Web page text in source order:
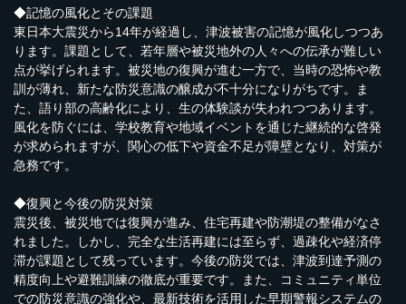
◆記憶の風化とその課題
東日本大震災から14年が経過し、津波被害の記憶が風化しつつあ
ります。課題として、若年層や被災地外の人々への伝承が難しい
点が挙げられます。被災地の復興が進む一方で、当時の恐怖や教
訓が薄れ、新たな防災意識の醸成が不十分になりがちです。ま
た、語り部の高齢化により、生の体験談が失われつつあります。
風化を防ぐには、学校教育や地域イベントを通じた継続的な啓発
が求められますが、関心の低下や資金不足が障壁となり、対策が
急務です。
◆復興と今後の防災対策
震災後、被災地では復興が進み、住宅再建や防潮堤の整備がなさ
れました。しかし、完全な生活再建には至らず、過疎化や経済停
滞が課題として残っています。今後の防災では、津波到達予測の
精度向上や避難訓練の徹底が重要です。また、コミュニティ単位
での防災意識の強化や、最新技術を活用した早期警報システムの